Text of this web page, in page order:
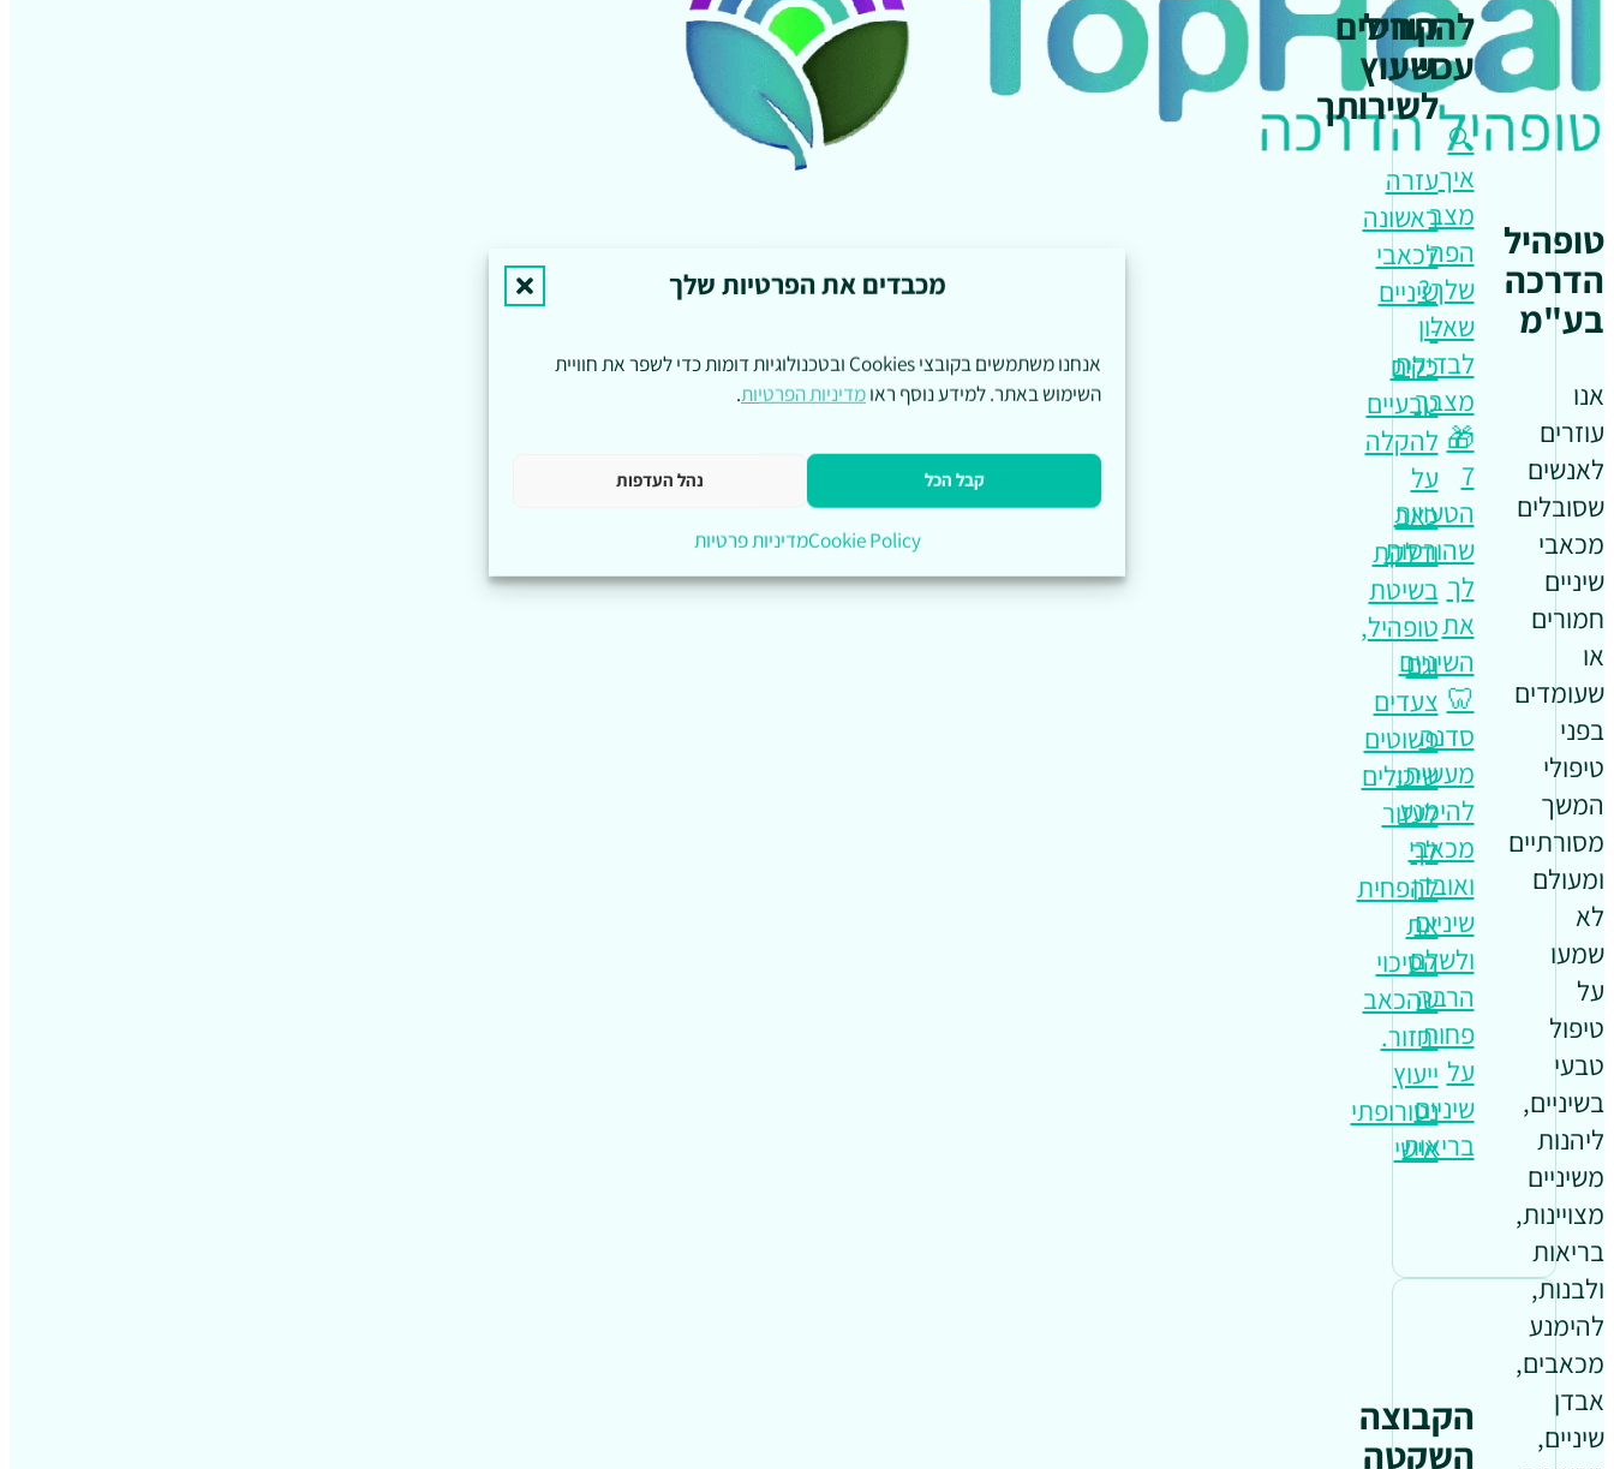
מכבדים את הפרטיות שלך
אנחנו משתמשים בקובצי Cookies ובטכנולוגיות דומות כדי לשפר את חוויית
השימוש באתר. למידע נוסף ראומדיניות הפרטיות.
קבל הכל נהל העדפות
Cookie Policyמדיניות פרטיות
טופהיל
הדרכה
בע"מ
אנו
עוזרים
לאנשים
שסובלים
מכאבי
שיניים
חמורים
או
שעומדים
בפני
טיפולי
המשך
מסורתיים
ומעולם
לא
שמעו
על
טיפול
טבעי
בשיניים,
ליהנות
משיניים
מצויינות,
בריאות
ולבנות,
להימנע
מכאבים,
אבדן
שיניים,
להתחיל
עכשיו
🔍
איך
מצב
הפה
שלך?
שאלון
לבדיקת
מצבך
🎁
7
הטעויות
שהורסות
לך
את
השיניים
🦷
סדנה
מעשית:
להימנע
מכאבי
ואובדן
שיניים
ולשלם
הרבה
פחות
על
שיניים
בריאות
קורסים
וייעוץ
לשירותך
עזרה
ראשונה
לכאבי
שיניים
-
כלים
טבעיים
להקלה
על
כאב
ודלקת
בשיטת
טופהיל,
וגם
צעדים
פשוטים
שיכולים
לעזור
לך
להפחית
את
הסיכוי
שהכאב
יחזור.
ייעוץ
נטורופתי
אישי
הקבוצה
השקטה